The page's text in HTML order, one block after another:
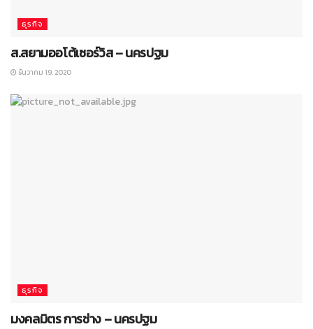
ธุรกิจ
ส.สยามออโต้เซอร์วิส – นครปฐม
ธันวาคม 19, 2020
ธุรกิจ
มงคลมิตร การช่าง – นครปฐม